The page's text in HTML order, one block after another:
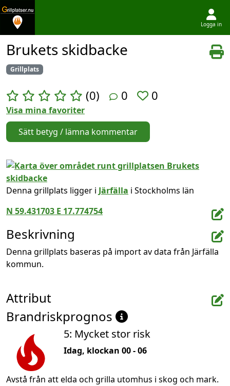
Logga in
Brukets skidbacke
Grillplats
(0) 0 0
Visa mina favoriter
Sätt betyg / lämna kommentar
Denna grillplats ligger i Järfälla i Stockholms län
N 59.431703 E 17.774754
Beskrivning
Denna grillplats baseras på import av data från Järfälla
kommun.
Attribut
Brandriskprognos
5: Mycket stor risk
Idag, klockan 00 - 06
Avstå från att elda och grilla utomhus i skog och mark.